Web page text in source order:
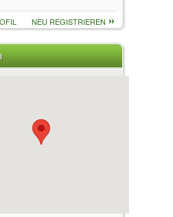
NEU REGISTRIEREN